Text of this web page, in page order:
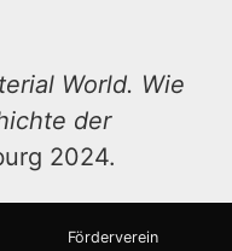
World. Wie
der
2024.
Förderverein